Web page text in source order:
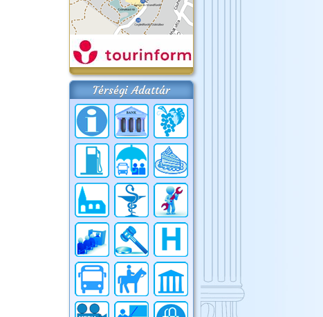
Térségi Adattár